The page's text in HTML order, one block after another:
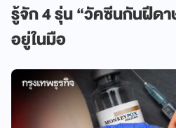
รู้จัก 4 รุ่น “วัคซีนกันฝีดา
อยู่ในมือ